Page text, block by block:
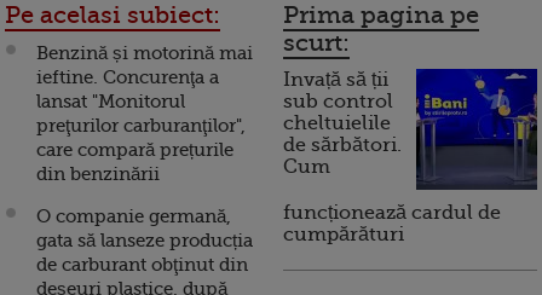
Pe acelasi subiect:
Benzină și motorină mai
ieftine. Concurenţa a
lansat "Monitorul
preţurilor carburanţilor",
care compară prețurile
din benzinării
O companie germană,
gata să lanseze producția
de carburant obţinut din
deşeuri plastice, după
Prima pagina pe
scurt:
Invață să ții
sub control
cheltuielile
de sărbători.
Cum
funcționează cardul de
cumpărături